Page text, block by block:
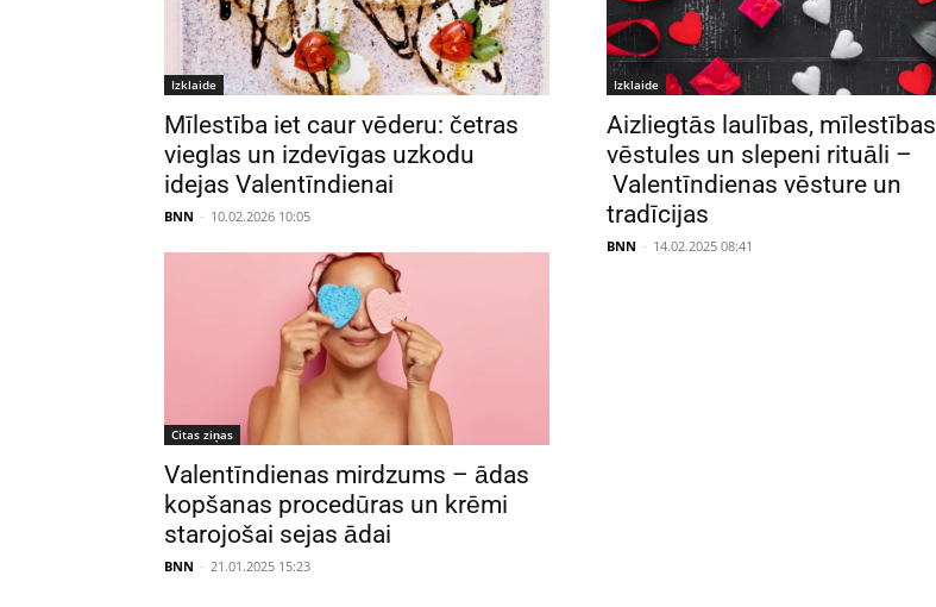
Izklaide
Mīlestība iet caur vēderu: četras
vieglas un izdevīgas uzkodu
idejas Valentīndienai
BNN - 10.02.2026 10:05
Izklaide
Aizliegtās laulības, mīlestības
vēstules un slepeni rituāli –
Valentīndienas vēsture un
tradīcijas
BNN - 14.02.2025 08:41
Citas ziņas
Valentīndienas mirdzums – ādas
kopšanas procedūras un krēmi
starojošai sejas ādai
BNN - 21.01.2025 15:23